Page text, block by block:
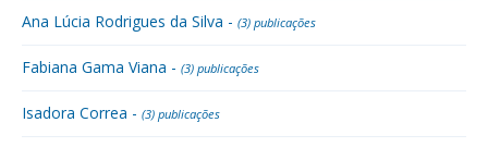
Ana Lúcia Rodrigues da Silva - (3) publicações
Fabiana Gama Viana - (3) publicações
Isadora Correa - (3) publicações